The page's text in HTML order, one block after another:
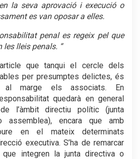
la seva aprovació i execució o
es van oposar a elles.
penal es regeix pel que
les lleis penals. “
que tanqui el cercle dels
per presumptes delictes, és
marge els associats. En
quedarà en general
l’àmbit directiu polític (junta
assemblea), encara que amb
en el mateix determinats
executiva. S’ha de remarcar
integren la junta directiva o